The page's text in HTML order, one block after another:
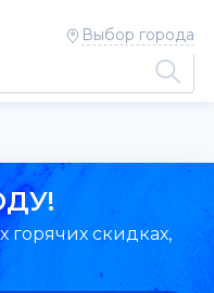
Выбор города
горячих скидках,